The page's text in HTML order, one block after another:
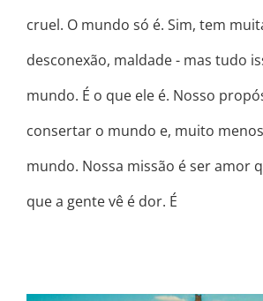
cruel. O mundo só é. Sim, tem
desconexão, maldade - mas tudo
mundo. É o que ele é. Nosso
consertar o mundo e, muito
mundo. Nossa missão é ser amor
que a gente vê é dor. É